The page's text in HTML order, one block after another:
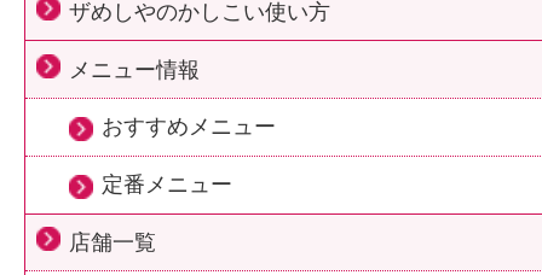
ザめしやのかしこい使い方
メニュー情報
おすすめメニュー
定番メニュー
店舗一覧